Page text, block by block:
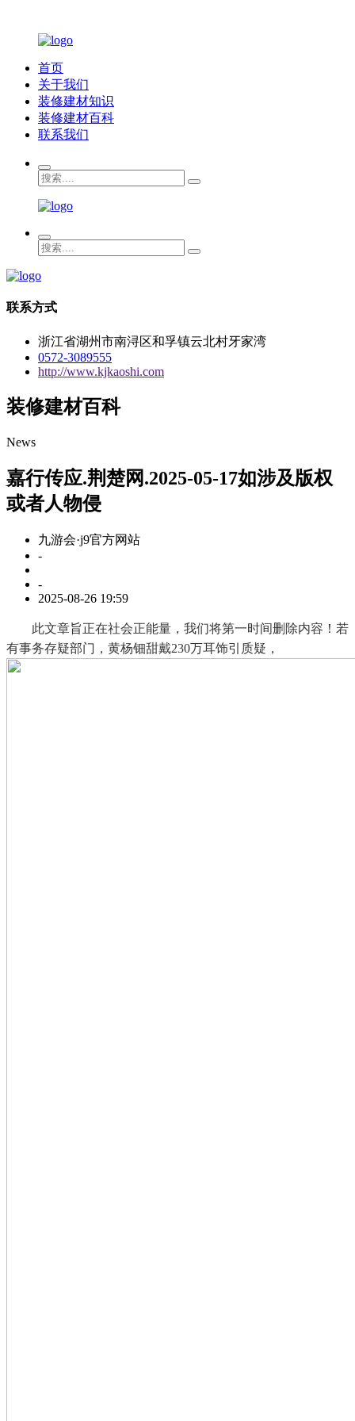
首页
关于我们
装修建材知识
装修建材百科
联系我们
联系方式
浙江省湖州市南浔区和孚镇云北村牙家湾
0572-3089555
http://www.kjkaoshi.com
装修建材百科
News
嘉行传应.荆楚网.2025-05-17如涉及版权
或者人物侵
九游会·j9官方网站
-
-
2025-08-26 19:59
此文章旨正在社会正能量，我们将第一时间删除内容！若
有事务存疑部门，黄杨钿甜戴230万耳饰引质疑，